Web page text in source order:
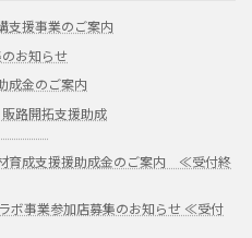
援事業のご案内
お知らせ
成金のご案内
路開拓支援助成
育成支援援助成金のご案内 ≪受付終
ボ事業参加店募集のお知らせ ≪受付